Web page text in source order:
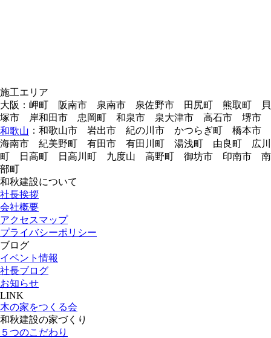
施工エリア
大阪：岬町 阪南市 泉南市 泉佐野市 田尻町 熊取町 貝
塚市 岸和田市 忠岡町 和泉市 泉大津市 高石市 堺市
和歌山 ：和歌山市 岩出市 紀の川市 かつらぎ町 橋本市
海南市 紀美野町 有田市 有田川町 湯浅町 由良町 広川
町 日高町 日高川町 九度山 高野町 御坊市 印南市 南
部町
和秋建設について
社長挨拶
会社概要
アクセスマップ
プライバシーポリシー
ブログ
イベント情報
社長ブログ
お知らせ
LINK
木の家をつくる会
和秋建設の家づくり
５つのこだわり